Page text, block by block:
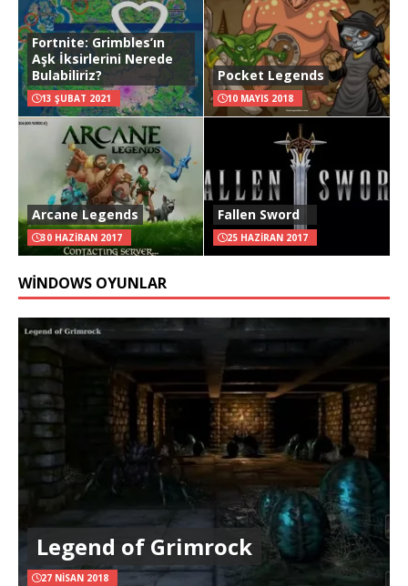
Fortnite: Grimbles’ın
Aşk İksirlerini Nerede
Bulabiliriz?
13 ŞUBAT 2021
Pocket Legends
10 MAYIS 2018
Arcane Legends
30 HAZIRAN 2017
Fallen Sword
25 HAZIRAN 2017
WINDOWS OYUNLAR
Legend of Grimrock
27 NISAN 2018